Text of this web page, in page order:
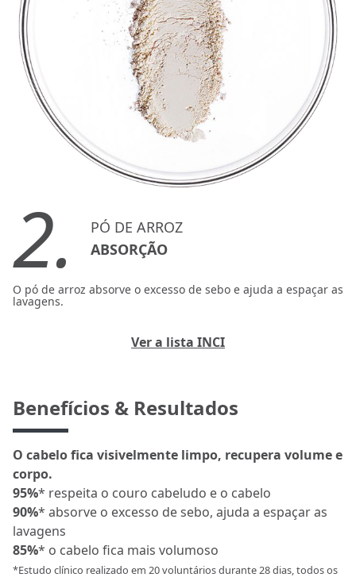
2.
PÓ DE ARROZ
ABSORÇÃO
O pó de arroz absorve o excesso de sebo e ajuda a espaçar as
lavagens.
Ver a lista INCI
Benefícios & Resultados
O cabelo fica visivelmente limpo, recupera volume e
corpo.
95%* respeita o couro cabeludo e o cabelo
90%* absorve o excesso de sebo, ajuda a espaçar as
lavagens
85%* o cabelo fica mais volumoso
*Estudo clínico realizado em 20 voluntários durante 28 dias, todos os